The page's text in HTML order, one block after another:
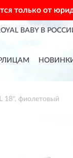
только от
18", фиолетовый